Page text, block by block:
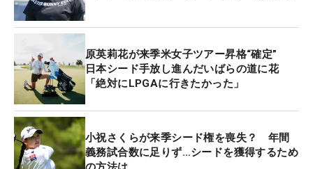
までは『カテゴリー9』、11～15位は『カテゴリー
16』に入る。『カテゴリー9』の優先順位は104～
115位で、昨年のQシリーズを突破した山下美夢有
らが入った『カテゴリー15』よりも上位に位置す
る。第1回リシャッフルまでの出場権も、ほぼ約束
される。
トップ15入りを当確させたとき、「良かったです。
本当に…。日本ツアーのシードもありながらこのツ
原英莉花が来季米女子ツアー昇格“確定”
日本シード手放し進んだいばらの道に花
「絶対にLPGAに行きたかった」
小祝さくらが来季シード権を喪失？ 年間
義務試合数に足りず…シードを獲得するため